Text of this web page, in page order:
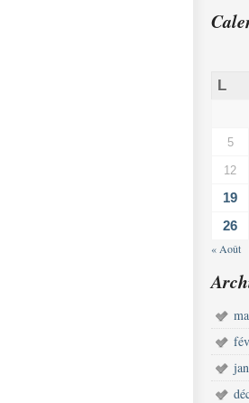
L
5
12
19
26
« Août